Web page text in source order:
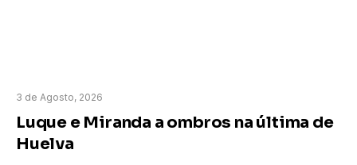
3 de Agosto, 2026
Luque e Miranda a ombros na última de
Huelva